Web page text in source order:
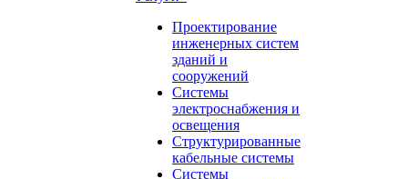
Проектирование
инженерных систем
зданий и
сооружений
Системы
электроснабжения и
освещения
Структурированные
кабельные системы
Системы